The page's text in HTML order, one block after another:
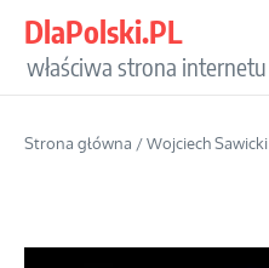
DlaPolski.PL
właściwa strona internetu
Strona główna /Wojciech Sawicki